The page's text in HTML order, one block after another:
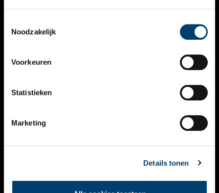
Noodzakelijk
Voorkeuren
Statistieken
Marketing
Details tonen
VERHALEN
KALENDER
THEMA’S
VIDEO’S
CONTACT